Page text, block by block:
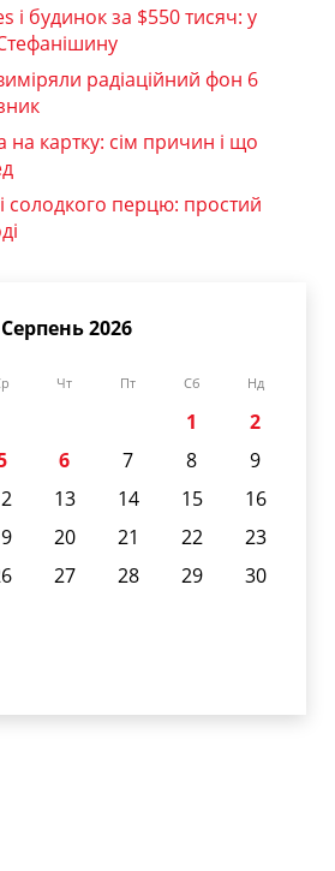
і будинок за $550 тисяч: у
радіаційний фон 6
картку: сім причин і що
солодкого перцю: простий
Серпень 2026
Чт Пт Сб Нд
1
2
6 7 8
9
13 14 15
16
20 21 22
23
27 28 29
30